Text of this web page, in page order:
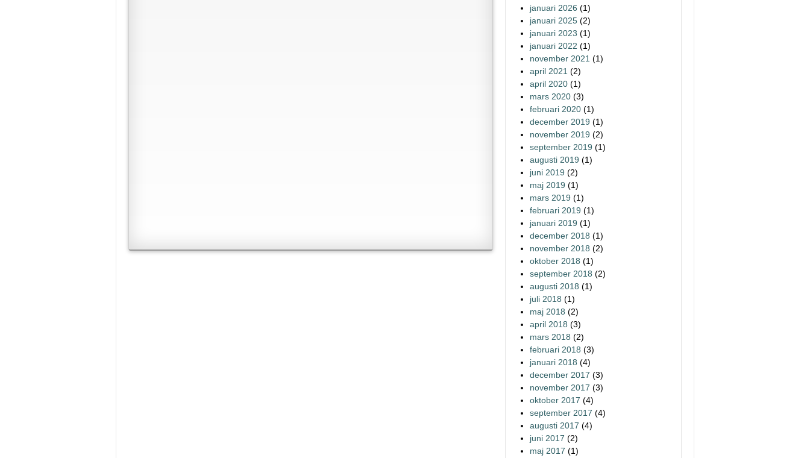
januari 2026 (1)
januari 2025 (2)
januari 2023 (1)
januari 2022 (1)
november 2021 (1)
april 2021 (2)
april 2020 (1)
mars 2020 (3)
februari 2020 (1)
december 2019 (1)
november 2019 (2)
september 2019 (1)
augusti 2019 (1)
juni 2019 (2)
maj 2019 (1)
mars 2019 (1)
februari 2019 (1)
januari 2019 (1)
december 2018 (1)
november 2018 (2)
oktober 2018 (1)
september 2018 (2)
augusti 2018 (1)
juli 2018 (1)
maj 2018 (2)
april 2018 (3)
mars 2018 (2)
februari 2018 (3)
januari 2018 (4)
december 2017 (3)
november 2017 (3)
oktober 2017 (4)
september 2017 (4)
augusti 2017 (4)
juni 2017 (2)
maj 2017 (1)